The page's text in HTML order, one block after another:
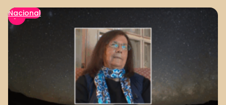
Nacional